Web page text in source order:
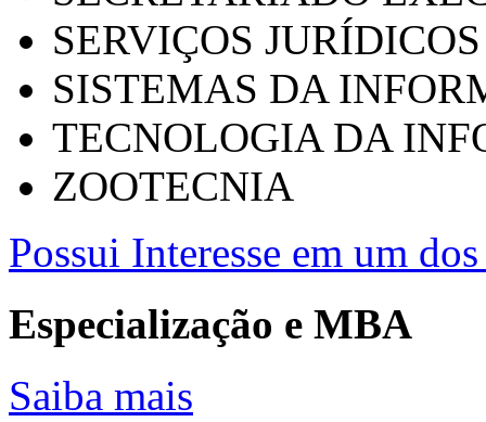
SERVIÇOS
SISTEMAS DA
TECNOLOGIA DA
ZOOTECNIA
Possui Interesse em um
Especialização e MBA
Saiba mais